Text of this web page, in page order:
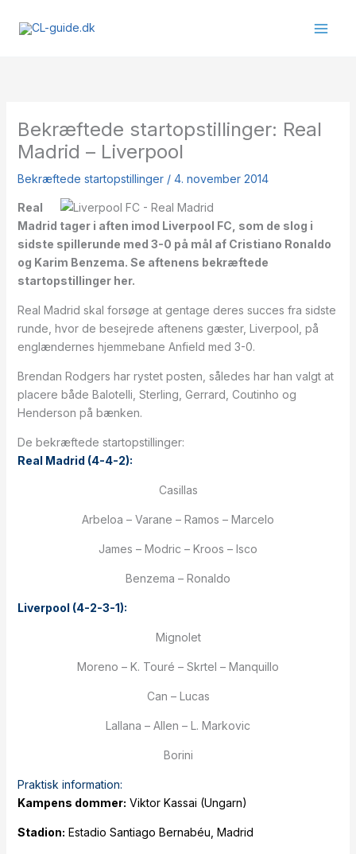
Bekræftede startopstillinger: Real
Madrid – Liverpool
Bekræftede startopstillinger/ 4. november 2014
Real
Madrid tager i aften imod Liverpool FC, som de slog i
sidste spillerunde med 3-0 på mål af Cristiano Ronaldo
og Karim Benzema. Se aftenens bekræftede
startopstillinger her.
Real Madrid skal forsøge at gentage deres succes fra sidste
runde, hvor de besejrede aftenens gæster, Liverpool, på
englændernes hjemmebane Anfield med 3-0.
Brendan Rodgers har rystet posten, således har han valgt at
placere både Balotelli, Sterling, Gerrard, Coutinho og
Henderson på bænken.
De bekræftede startopstillinger:
Real Madrid (4-4-2):
Casillas
Arbeloa – Varane – Ramos – Marcelo
James – Modric – Kroos – Isco
Benzema – Ronaldo
Liverpool (4-2-3-1):
Mignolet
Moreno – K. Touré – Skrtel – Manquillo
Can – Lucas
Lallana – Allen – L. Markovic
Borini
Praktisk information:
Kampens dommer: Viktor Kassai (Ungarn)
Stadion: Estadio Santiago Bernabéu, Madrid